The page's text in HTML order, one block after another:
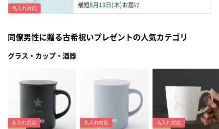
名入れ対応 最短8月13日(木)お届け
同僚男性に贈る古希祝いプレゼントの人気カテゴリ
グラス・カップ・酒器